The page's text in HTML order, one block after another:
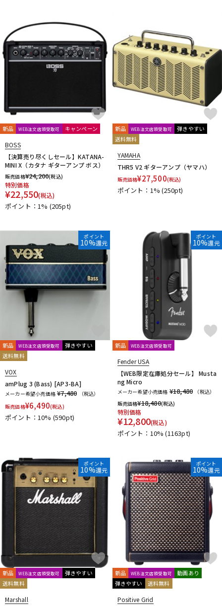
新品 WEB注文店頭受取可 キャンペーン
BOSS
【決算売り尽くしセール】KATANA-
MINI X（カタナ ギターアンプ ボス）
販売価格¥24,200(税込)
特別価格
¥22,550(税込)
ポイント：1% (205pt)
新品 WEB注文店頭受取可
弾きやすい
送料無料
YAMAHA
THR5 V2 ギターアンプ（ヤマハ）
販売価格¥27,500(税込)
ポイント：1%(250pt)
ポイント
10%還元
新品 WEB注文店頭受取可
弾きやすい
送料無料
VOX
amPlug 3 (Bass) [AP3-BA]
メーカー希望小売価格 ¥7,480
（税込）
販売価格¥6,490(税込)
ポイント：10% (590pt)
ポイント
10%還元
新品 WEB注文店頭受取可
Fender USA
【WEB限定在庫処分セール】 Musta
ng Micro
メーカー希望小売価格 ¥18,480
（税込）
販売価格¥18,480(税込)
特別価格
¥12,800(税込)
ポイント：10%(1163pt)
ポイント
10%還元
新品 WEB注文店頭受取可
弾きやすい
送料無料
Marshall
ポイント
10%還元
新品 WEB注文店頭受取可
動画あり
弾きやすい
送料無料
Positive Grid